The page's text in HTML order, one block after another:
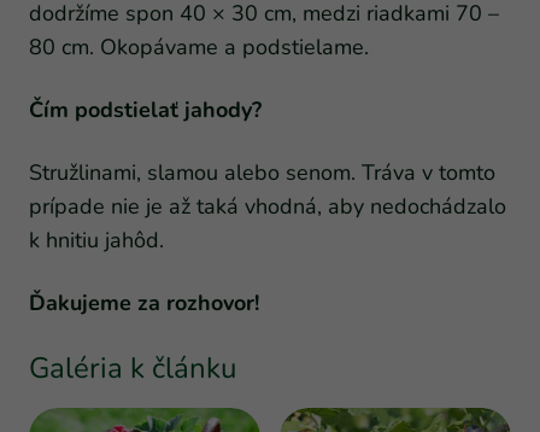
dodržíme spon 40 × 30 cm, medzi riadkami 70 –
80 cm. Okopávame a podstielame.
Čím podstielať jahody?
Stružlinami, slamou alebo senom. Tráva v tomto
prípade nie je až taká vhodná, aby nedochádzalo
k hnitiu jahôd.
Ďakujeme za rozhovor!
Galéria k článku